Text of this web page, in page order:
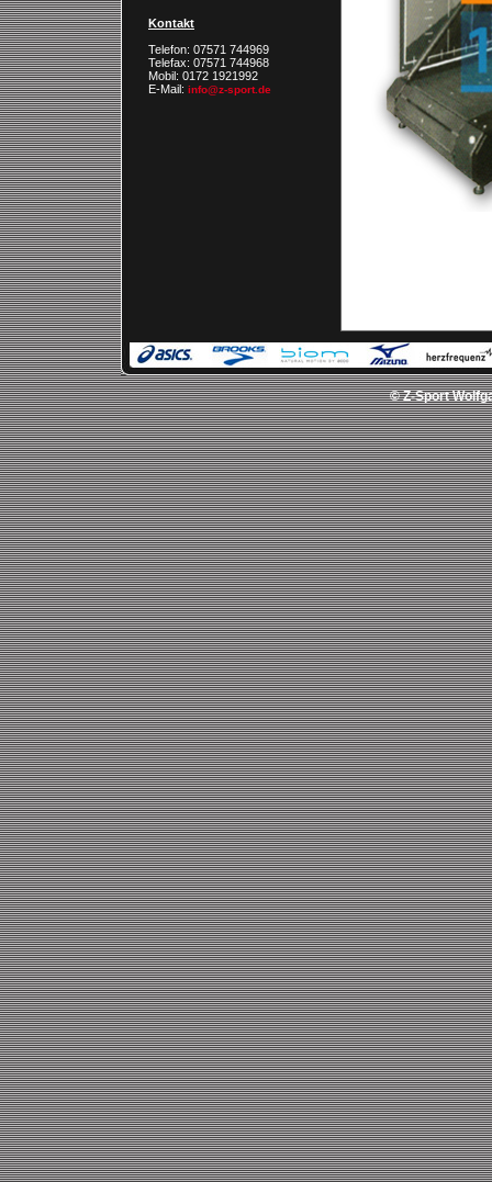
Kontakt
Telefon: 07571 744969
Telefax: 07571 744968
Mobil: 0172 1921992
E-Mail: info@z-sport.de
© Z-Sport